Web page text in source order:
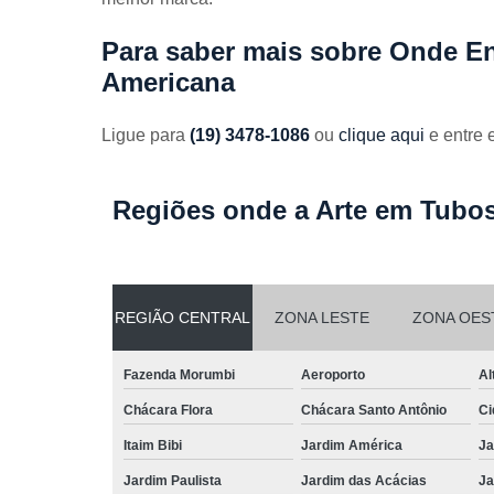
Para saber mais sobre Onde
Americana
Ligue para (19) 3478-1086 ou clique aqui e entre
Regiões onde a Arte em
REGIÃO CENTRAL ZONA LESTE ZONA
Fazenda Morumbi Aeroporto
Chácara Flora Chácara Santo Antônio
Itaim Bibi Jardim América
Jardim Paulista Jardim das Acácias